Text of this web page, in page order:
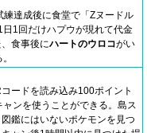
達成後に食堂で「Zヌードル
1回だけハプウが現れて代金
食事後にハートのウロコがい
ードを読み込み100ポイント
ンを使うことができる。島ス
鑑にはいないポケモンを見つ